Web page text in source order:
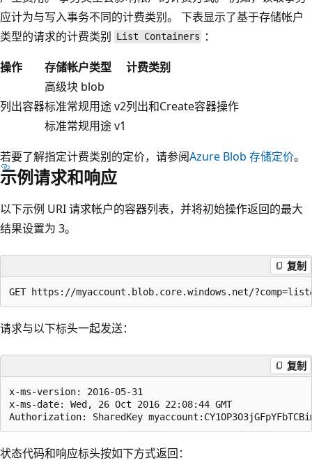
应计为与写入事务不同的计费类别。 下表显示了基于存储帐户
类型的请求的计费类别 List Containers
：
操作
存储帐户类型 计费类别
列出容器
高级块 blob
标准常规用途 v2
标准常规用途 v1
列出和Create容器操作
若要了解指定计费类别的定价，请参阅Azure Blob 存储定价。
示例请求和响应
以下示例 URI 请求帐户的容器列表，并将初始操作返回的最大
结果设置为 3。
复制
请求与以下标头一起发送：
复制
x-ms-version: 2016-05-31
x-ms-date: Wed, 26 Oct 2016 22:08:44 GMT
状态代码和响应标头按如下方式返回：